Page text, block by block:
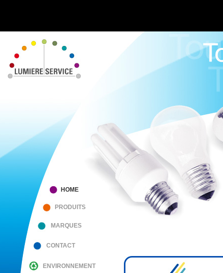
HOME
PRODUITS
MARQUES
CONTACT
ENVIRONNEMENT